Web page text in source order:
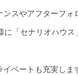
ンスやアフターフォ
に「セナリオハウス
ベートも充実しま